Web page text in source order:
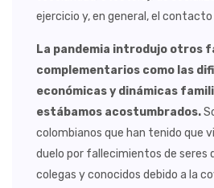
ejercicio y, en general, el
La pandemia introdujo otros
complementarios como las
económicas y dinámicas
estábamos acostumbrados.
colombianos que han tenido que
duelo por fallecimientos de seres
colegas y conocidos debido a la